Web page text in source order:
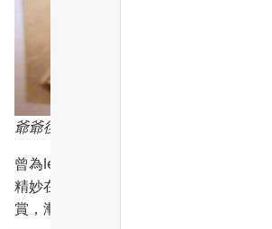
爺爺後生時一舉手一投足都風度翩翩
曾為leica相機鏡頭香港代理，收藏懷舊
精妙在擺放唐宋明清祖先畫像、中外古
賞，漸漸對光與影、構圖、色彩氣氛產